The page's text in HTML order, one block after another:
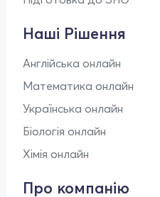
Наші Рішення
Англійська онлайн
Математика онлайн
Українська онлайн
Біологія онлайн
Хімія онлайн
Про компанію